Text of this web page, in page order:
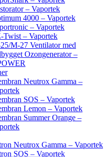
– Vaportek
4000 – Vaportek
– Vaportek
Twist – Vaportek
M-27 Ventilator med
Ozongenerator –
Neutrox Gamma –
SOS – Vaportek
Lemon – Vaportek
Summer Orange –
Neutrox Gamma – Vaportek
SOS – Vaportek